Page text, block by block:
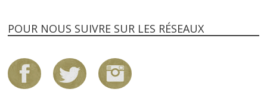
POUR NOUS SUIVRE SUR LES RÉSEAUX